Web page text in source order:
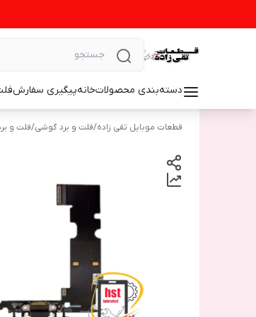
دسته‌بندی محصولاتخانهپیگیری سفارش
قطعات موبایل تقی زاده/فلت و برد گوشی/فلت و